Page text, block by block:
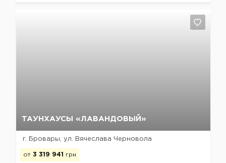
ТАУНХАУСЫ «ЛАВАНДОВЫЙ»
г. Бровары, ул. Вячеслава Черновола
от 3 319 941 грн